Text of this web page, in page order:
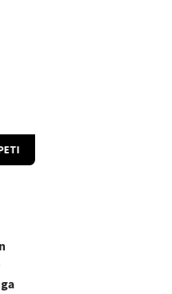
Minta Proyek, Oknum Jaksa di